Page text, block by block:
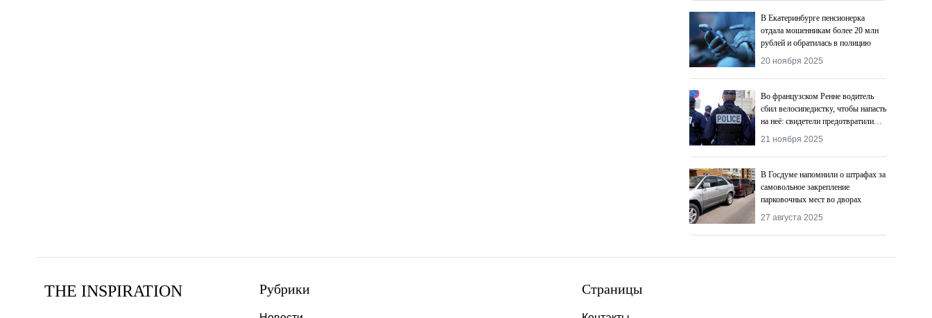
В Екатеринбурге пенсионерка
отдала мошенникам более 20 млн
рублей и обратилась в полицию
20 ноября 2025
Во французском Ренне водитель
сбил велосипедистку, чтобы напасть
на неё: свидетели предотвратили
преступление
21 ноября 2025
В Госдуме напомнили о штрафах за
самовольное закрепление
парковочных мест во дворах
27 августа 2025
THE INSPIRATION Рубрики Страницы